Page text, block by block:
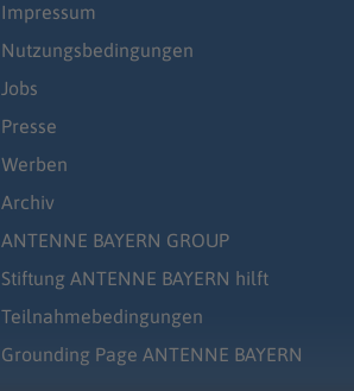
Impressum
Nutzungsbedingungen
Jobs
Presse
Werben
Archiv
ANTENNE BAYERN GROUP
Stiftung ANTENNE BAYERN hilft
Teilnahmebedingungen
Grounding Page ANTENNE BAYERN